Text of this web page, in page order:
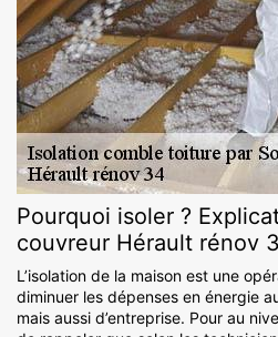
Pourquoi isoler ?
couvreur Hérault rénov
L’isolation de la maison est une
diminuer les dépenses en énergie
mais aussi d’entreprise. Pour au